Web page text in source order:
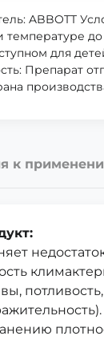
ABBOTT
температуре до
для
Препарат
к
потливость,